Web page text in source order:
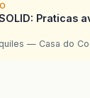
Praticas
— Casa do